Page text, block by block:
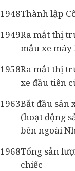
1948Thành lập
1949Ra mắt thị
mẫu xe máy
1958Ra mắt thị
xe đầu tiên
1963Bắt đầu sản
(hoạt động
bên ngoài
1968Tổng sản
chiếc